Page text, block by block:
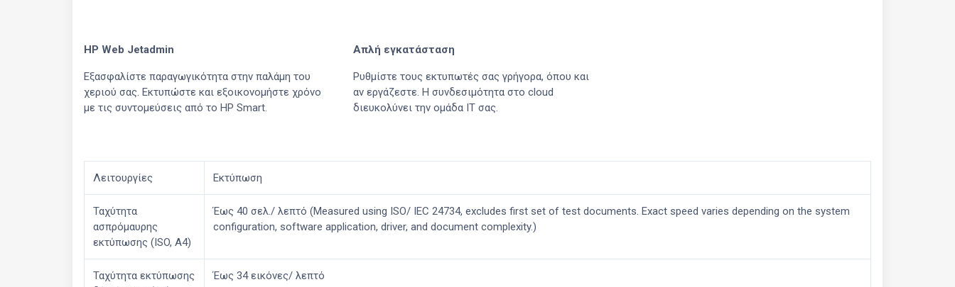
HP Web Jetadmin
Εξασφαλίστε παραγωγικότητα στην παλάμη του
χεριού σας. Εκτυπώστε και εξοικονομήστε χρόνο
με τις συντομεύσεις από το HP Smart.
Απλή εγκατάσταση
Ρυθμίστε τους εκτυπωτές σας γρήγορα, όπου και
αν εργάζεστε. Η συνδεσιμότητα στο cloud
διευκολύνει την ομάδα IT σας.
Λειτουργίες Εκτύπωση
Ταχύτητα
ασπρόμαυρης
εκτύπωσης (ISO, A4)
Έως 40 σελ./ λεπτό (Measured using ISO/ IEC 24734, excludes first set of test documents. Exact speed varies depending on the system
configuration, software application, driver, and document complexity.)
Ταχύτητα εκτύπωσης
Έως 34 εικόνες/ λεπτό